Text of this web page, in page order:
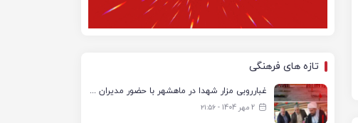
تازه های فرهنگی
غبارروبی مزار شهدا در ماهشهر با حضور مدیران پتروشیمی اروند و مسئولان شهری
2 مهر 1404 - ۲۱:۵۶